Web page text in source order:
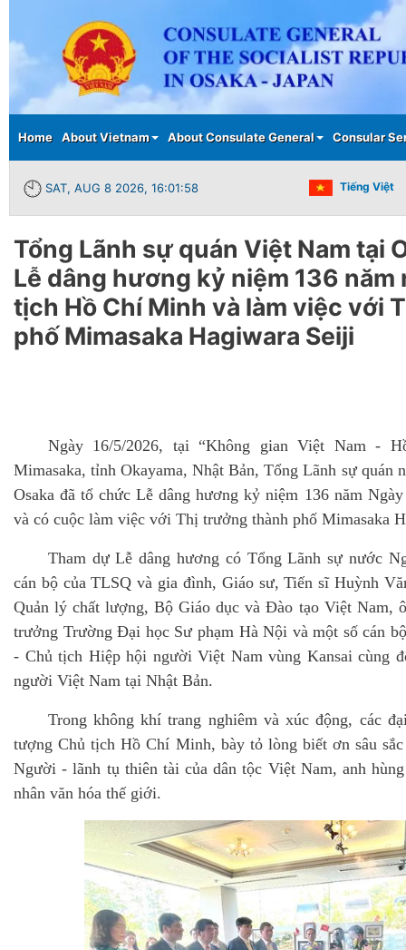
Main menu
Home About Vietnam About Consulate General Consular
SAT, AUG 8 2026, 16:01:59 Tiếng Việt
Tổng Lãnh sự quán Việt Nam tại
Lễ dâng hương kỷ niệm 136 năm
tịch Hồ Chí Minh và làm việc với
phố Mimasaka Hagiwara Seiji
Ngày 16/5/2026, tại “Không gian Việt Nam -
Mimasaka, tỉnh Okayama, Nhật Bản, Tổng Lãnh sự
Osaka đã tổ chức Lễ dâng hương kỷ niệm 136 năm
và có cuộc làm việc với Thị trưởng thành phố Mimasaka
Tham dự Lễ dâng hương có Tổng Lãnh sự nước
cán bộ của TLSQ và gia đình, Giáo sư, Tiến sĩ Huỳnh
Quản lý chất lượng, Bộ Giáo dục và Đào tạo Việt Nam,
trưởng Trường Đại học Sư phạm Hà Nội và một số cán
- Chủ tịch Hiệp hội người Việt Nam vùng Kansai cùng
người Việt Nam tại Nhật Bản.
Trong không khí trang nghiêm và xúc động, các
tượng Chủ tịch Hồ Chí Minh, bày tỏ lòng biết ơn sâu
Người - lãnh tụ thiên tài của dân tộc Việt Nam, anh
nhân văn hóa thế giới.